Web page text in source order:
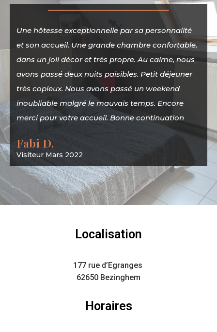
Une hôtesse exceptionnelle par sa personnalité
et son accueil. Une grande chambre confortable,
dans un joli décor et très propre. Au calme, nous
avons passé deux nuits paisibles. Petit déjeuner
très copieux. Nous avons passé un weekend
inoubliable malgré le mauvais temps. Encore
merci pour votre accueil. Bonne continuation
Fabi D.
Visiteur Mars 2022
Localisation
177 rue d’Egranges
62650 Bezinghem
Horaires